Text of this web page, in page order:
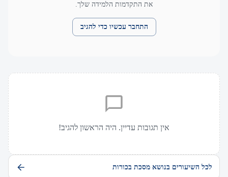
את התקדמות הלמידה שלך.
התחבר עכשיו כדי להגיב
אין תגובות עדיין. היה הראשון להגיב!
לכל השיעורים בנושא מסכת בכורות